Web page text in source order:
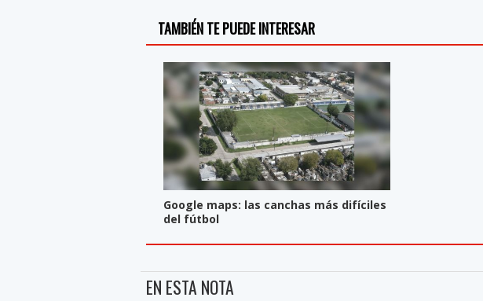
TAMBIÉN TE PUEDE INTERESAR
Google maps: las canchas más difíciles
del fútbol
EN ESTA NOTA